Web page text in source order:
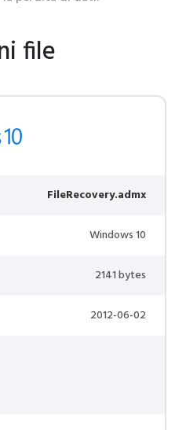
file
FileRecovery.admx
Windows 10
2141 bytes
2012-06-02